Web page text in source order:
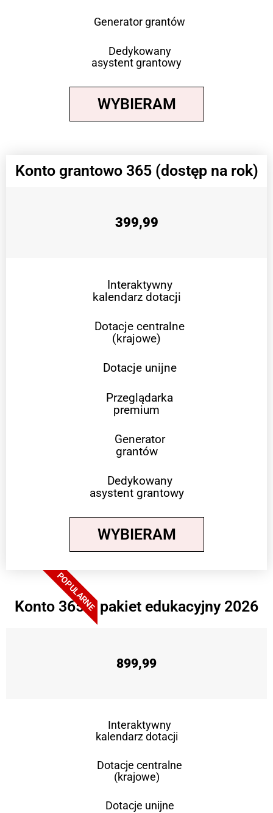
Generator grantów
Dedykowany
asystent grantowy
WYBIERAM
Konto grantowo 365 (dostęp na rok)
399,99
Interaktywny
kalendarz dotacji
Dotacje centralne
(krajowe)
Dotacje unijne
Przeglądarka
premium
Generator
grantów
Dedykowany
asystent grantowy
WYBIERAM
POPULARNE
Konto 365 + pakiet edukacyjny 2026
899,99
Interaktywny
kalendarz dotacji
Dotacje centralne
(krajowe)
Dotacje unijne